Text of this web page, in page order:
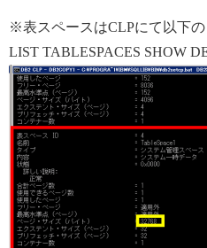
※表スペースはCLPにて以下の
LIST TABLESPACES SHOW